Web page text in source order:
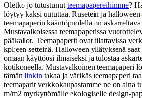
Oletko jo tutustunut teemapapereihimme?
löytyy kaksi uututtaa. Rusetein ja
teemapaperin kääntöpuolella on
Mustavalkoisessa teemapaperissa
pääkallot. Teemapaperit ovat tilattavissa
kpl:een setteinä. Halloween yllätyksenä saat
omaan käyttöösi ilmaiseksi ja tulostaa
kotikoneella. Mustavalkoinen teemapaperi
tämän linkin takaa ja värikäs teemapaperi
teemaparit verkkokaupastamme ne on aina
m/m2 myrkyttömälle ekologiselle design-